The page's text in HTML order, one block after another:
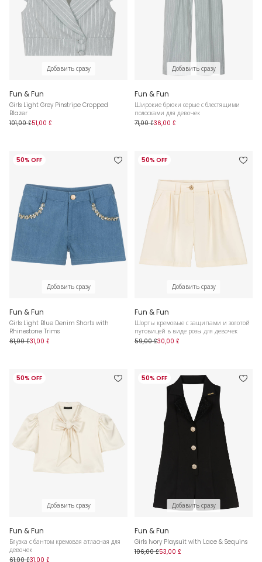
Добавить сразу
Fun & Fun
Girls Light Grey Pinstripe Cropped
Blazer
101,00 £51,00 £
Добавить сразу
Fun & Fun
Широкие брюки серые с блестящими
полосками для девочек
71,00 £36,00 £
50% OFF
Добавить сразу
Fun & Fun
Girls Light Blue Denim Shorts with
Rhinestone Trims
61,00 £31,00 £
50% OFF
Добавить сразу
Fun & Fun
Шорты кремовые с защипами и золотой
пуговицей в виде розы для девочек
59,00 £30,00 £
50% OFF
Добавить сразу
Fun & Fun
Блузка с бантом кремовая атласная для
девочек
61,00 £31,00 £
50% OFF
Добавить сразу
Fun & Fun
Girls Ivory Playsuit with Lace & Sequins
106,00 £53,00 £